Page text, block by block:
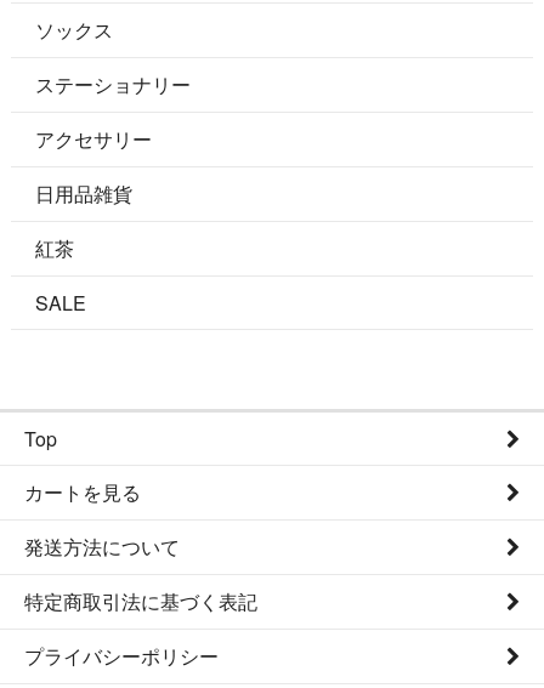
ソックス
ステーショナリー
アクセサリー
日用品雑貨
紅茶
SALE
Top
カートを見る
発送方法について
特定商取引法に基づく表記
プライバシーポリシー